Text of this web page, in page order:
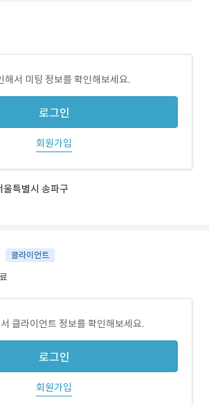
해서 미팅 정보를 확인해보세요.
로그인
회원가입
울특별시 송파구
클라이언트
클라이언트 정보를 확인해보세요.
로그인
회원가입